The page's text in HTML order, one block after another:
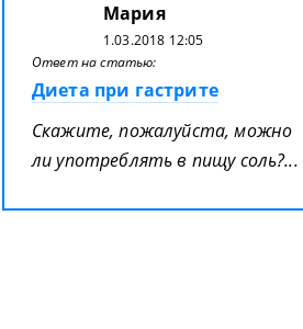
Мария
1.03.2018 12:05
Ответ на статью:
Диета при гастрите
Скажите, пожалуйста, можно
ли употреблять в пищу соль?...